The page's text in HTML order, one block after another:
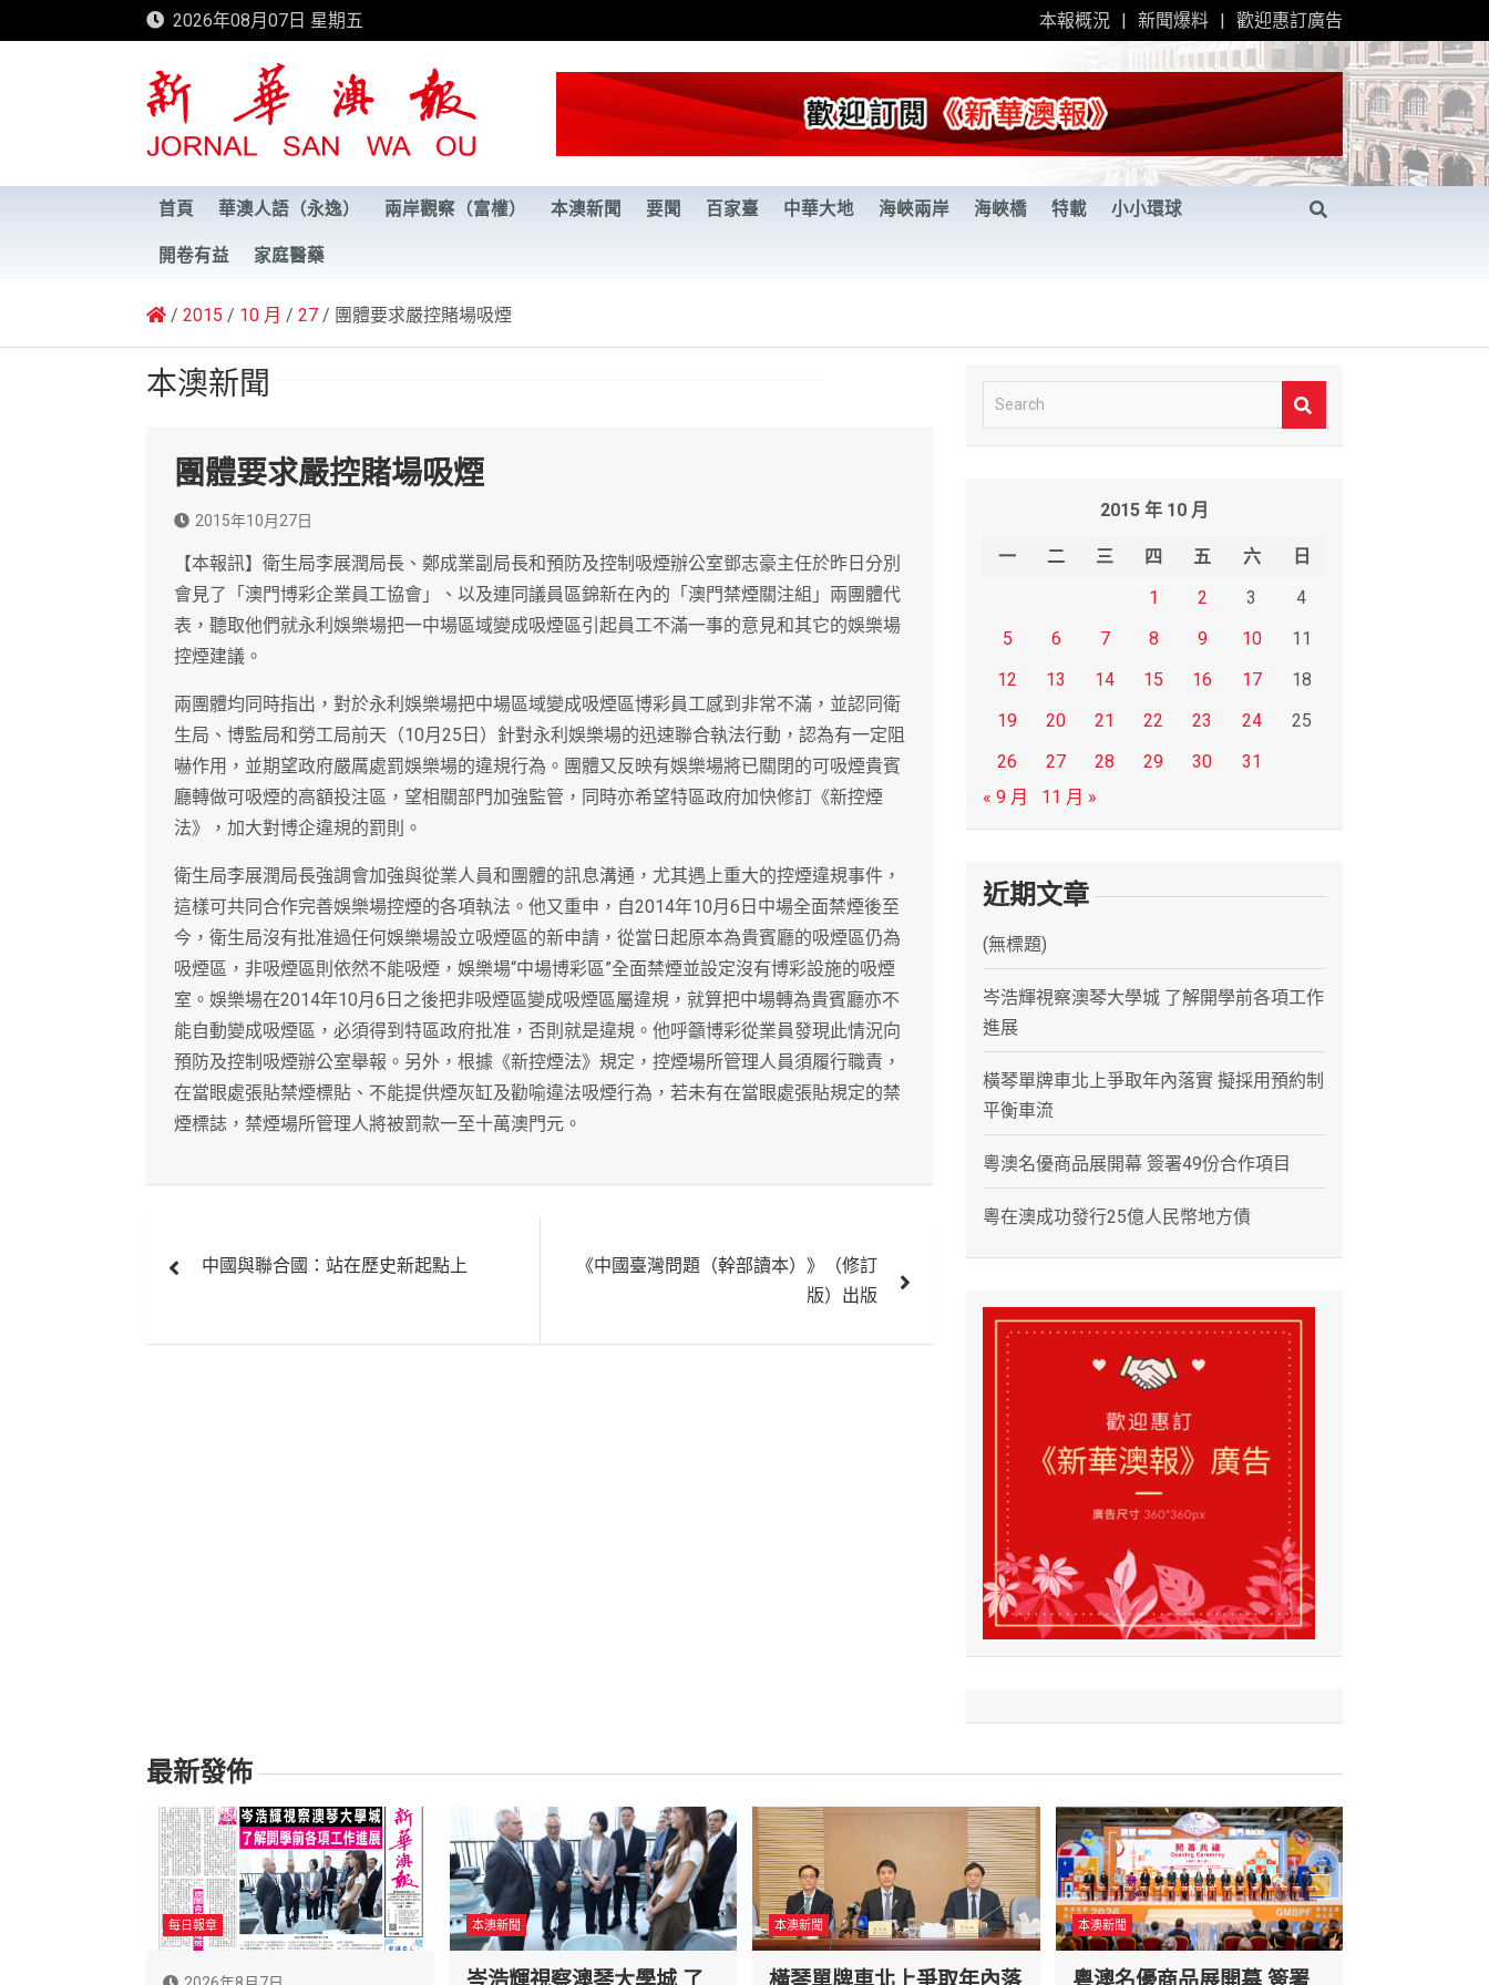
to
2026年08月07日 星期五 本報概況 新聞爆料 歡迎惠訂廣告
新華澳報
首頁 華澳人語（永逸） 兩岸觀察（富權） 本澳新聞 要聞 百家臺 中華大地 海峽兩岸 海峽橋 特載 小小環球
開卷有益 家庭醫藥
2015 10 月 27 團體要求嚴控賭場吸煙
本澳新聞
團體要求嚴控賭場吸煙
2015年10月27日
【本報訊】衛生局李展潤局長、鄭成業副局長和預防及控制吸煙辦公室鄧志豪主任於昨日分別
會見了「澳門博彩企業員工協會」、以及連同議員區錦新在內的「澳門禁煙關注組」兩團體代
表，聽取他們就永利娛樂場把一中場區域變成吸煙區引起員工不滿一事的意見和其它的娛樂場
控煙建議。
兩團體均同時指出，對於永利娛樂場把中場區域變成吸煙區博彩員工感到非常不滿，並認同衛
生局、博監局和勞工局前天（10月25日）針對永利娛樂場的迅速聯合執法行動，認為有一定阻
嚇作用，並期望政府嚴厲處罰娛樂場的違規行為。團體又反映有娛樂場將已關閉的可吸煙貴賓
廳轉做可吸煙的高額投注區，望相關部門加強監管，同時亦希望特區政府加快修訂《新控煙
法》，加大對博企違規的罰則。
衛生局李展潤局長強調會加強與從業人員和團體的訊息溝通，尤其遇上重大的控煙違規事件，
這樣可共同合作完善娛樂場控煙的各項執法。他又重申，自2014年10月6日中場全面禁煙後至
今，衛生局沒有批准過任何娛樂場設立吸煙區的新申請，從當日起原本為貴賓廳的吸煙區仍為
吸煙區，非吸煙區則依然不能吸煙，娛樂場“中場博彩區”全面禁煙並設定沒有博彩設施的吸煙
室。娛樂場在2014年10月6日之後把非吸煙區變成吸煙區屬違規，就算把中場轉為貴賓廳亦不
能自動變成吸煙區，必須得到特區政府批准，否則就是違規。他呼籲博彩從業員發現此情況向
預防及控制吸煙辦公室舉報。另外，根據《新控煙法》規定，控煙場所管理人員須履行職責，
在當眼處張貼禁煙標貼、不能提供煙灰缸及勸喻違法吸煙行為，若未有在當眼處張貼規定的禁
煙標誌，禁煙場所管理人將被罰款一至十萬澳門元。
章
中國與聯合國：站在歷史新起點上
《中國臺灣問題（幹部讀本）》（修訂
版）出版
e
2015 年 10 月
一 二 三 四 五 六
日
1
2 3
4
5
6 7 8 9 10
11
12
13 14 15 16 17
18
19
20 21 22 23 24
25
26
27 28 29 30
31
« 9 月
11 月 »
近期文章
(無標題)
岑浩輝視察澳琴大學城 了解開學前各項工作
進展
橫琴單牌車北上爭取年內落實 擬採用預約制
平衡車流
粵澳名優商品展開幕 簽署49份合作項目
粵在澳成功發行25億人民幣地方債
最新發佈
每日報章 本澳新聞 本澳新聞 本澳新聞